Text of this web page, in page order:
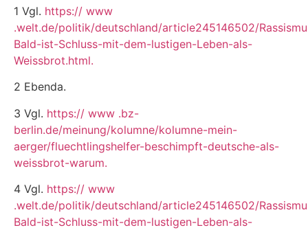
1 Vgl. https:// www
.welt.de/politik/deutschland/article245146502/
Bald-ist-Schluss-mit-dem-lustigen-Leben-als-
Weissbrot.html.
2 Ebenda.
3 Vgl. https:// www .bz-
berlin.de/meinung/kolumne/kolumne-mein-
aerger/fluechtlingshelfer-beschimpft-deutsche-als-
weissbrot-warum.
4 Vgl. https:// www
.welt.de/politik/deutschland/article245146502/
Bald-ist-Schluss-mit-dem-lustigen-Leben-als-